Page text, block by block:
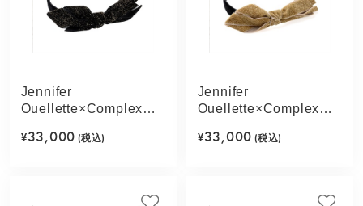
Jennifer
Ouellette×Complex
レキシフィットヘアバ
¥33,000 (税込)
Jennifer
Ouellette×Complex
レキシフィットヘアバ
¥33,000 (税込)